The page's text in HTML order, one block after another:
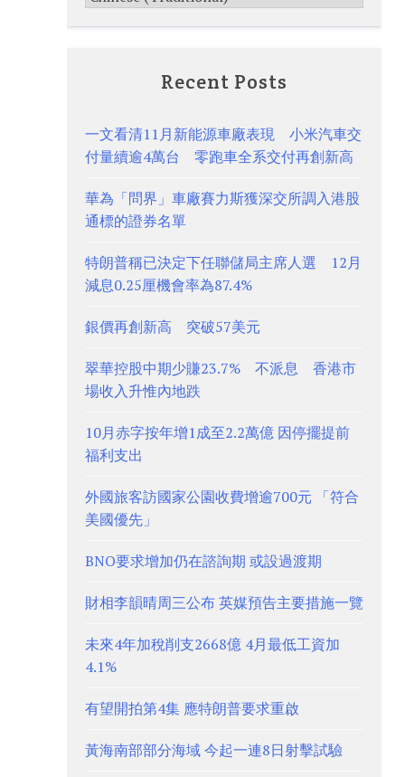
Recent Posts
一文看清11月新能源車廠表現 小米汽車交
付量續逾4萬台 零跑車全系交付再創新高
華為「問界」車廠賽力斯獲深交所調入港股
通標的證券名單
特朗普稱已決定下任聯儲局主席人選 12月
減息0.25厘機會率為87.4%
銀價再創新高 突破57美元
翠華控股中期少賺23.7% 不派息 香港市
場收入升惟內地跌
10月赤字按年增1成至2.2萬億 因停擺提前
福利支出
外國旅客訪國家公園收費增逾700元 「符合
美國優先」
BNO要求增加仍在諮詢期 或設過渡期
財相李韻晴周三公布 英媒預告主要措施一覽
未來4年加稅削支2668億 4月最低工資加
4.1%
有望開拍第4集 應特朗普要求重啟
黃海南部部分海域 今起一連8日射擊試驗